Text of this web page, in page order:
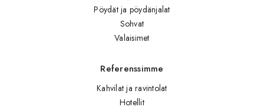
Pöydät ja pöydänjalat
Sohvat
Valaisimet
Referenssimme
Kahvilat ja ravintolat
Hotellit